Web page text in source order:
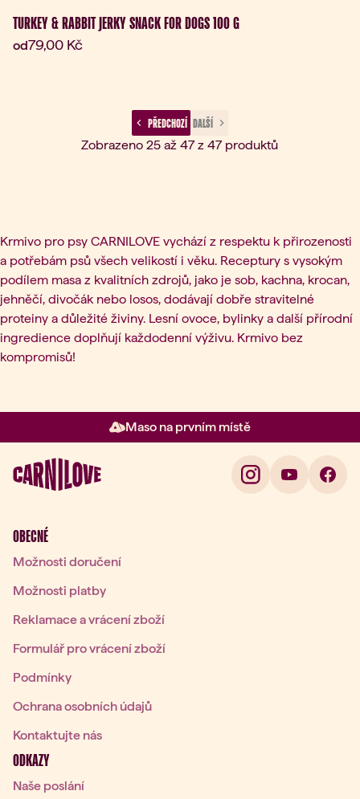
TURKEY & RABBIT JERKY SNACK FOR DOGS 100 G
odAktuální cena:
79,00 Kč
PŘEDCHOZÍ DALŠÍ
Zobrazeno 25 až 47 z 47 produktů
Krmivo pro psy CARNILOVE vychází z respektu k přirozenosti
a potřebám psů všech velikostí i věku. Receptury s vysokým
podílem masa z kvalitních zdrojů, jako je sob, kachna, krocan,
jehněčí, divočák nebo losos, dodávají dobře stravitelné
proteiny a důležité živiny. Lesní ovoce, bylinky a další přírodní
ingredience doplňují každodenní výživu. Krmivo bez
kompromisů!
Maso na prvním místě
Položka 2 z 3: Maso na prvním
OBECNÉ
Možnosti doručení
Možnosti platby
Reklamace a vrácení zboží
Formulář pro vrácení zboží
Podmínky
Ochrana osobních údajů
Kontaktujte nás
ODKAZY
Naše poslání